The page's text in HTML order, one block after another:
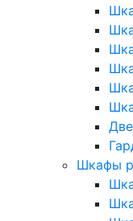
Шкафы